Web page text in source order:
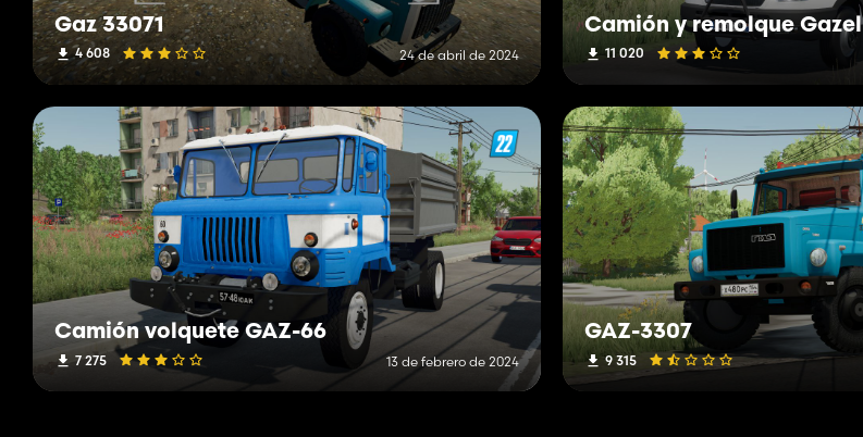
Gaz 33071
4 608 24 de abril de 2024
Camión y remolque Gazel
11 020
Camión volquete GAZ-66
7 275 13 de febrero de 2024
GAZ-3307
9 315